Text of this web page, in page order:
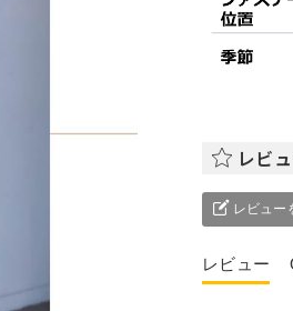
レビ
レビュー
レビュー